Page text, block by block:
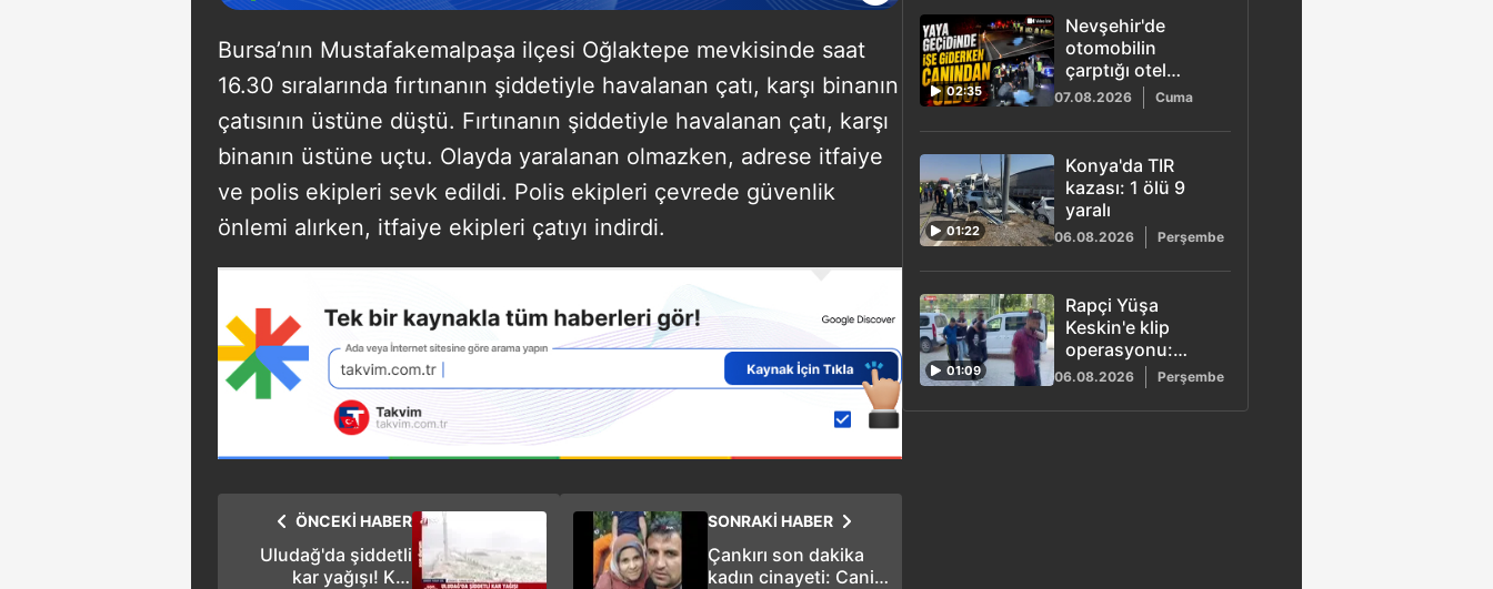
Bursa’nın Mustafakemalpaşa ilçesi Oğlaktepe mevkisinde saat
16.30 sıralarında fırtınanın şiddetiyle havalanan çatı, karşı binanın
çatısının üstüne düştü. Fırtınanın şiddetiyle havalanan çatı, karşı
binanın üstüne uçtu. Olayda yaralanan olmazken, adrese itfaiye
ve polis ekipleri sevk edildi. Polis ekipleri çevrede güvenlik
önlemi alırken, itfaiye ekipleri çatıyı indirdi.
SONRAKİ HABER
Çankırı son dakika
kadın cinayeti: Cani
ÖNCEKİ HABER
Uludağ'da şiddetli
kar yağışı! Kar
02:35
Nevşehir'de
otomobilin
çarptığı otel
çalışanı Tansu
Kaya hayatını
kaybetti: O anlar
kamerada
07.08.2026 Cuma
01:22
Konya'da TIR
kazası: 1 ölü 9
yaralı
06.08.2026 Perşembe
01:09
Rapçi Yüşa
Keskin'e klip
operasyonu:
Tüfekle poz veren
4 şüpheli adliyeye
sevk edildi
06.08.2026 Perşembe